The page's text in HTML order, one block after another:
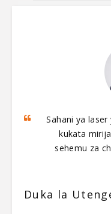
Sahani ya
kukata
sehemu za
Duka la
5-axis bridge
cha
uchakataji
slab
Warsha ya